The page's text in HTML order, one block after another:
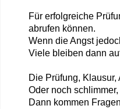
Für erfolgreiche
abrufen können.
Wenn die Angst
Viele bleiben dann
Die Prüfung,
Oder noch
Dann kommen